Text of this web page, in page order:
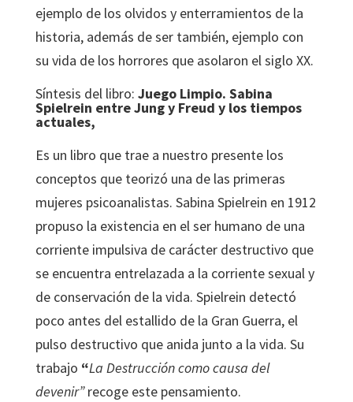
ejemplo de los olvidos y enterramientos de la
historia, además de ser también, ejemplo con
su vida de los horrores que asolaron el siglo XX.
Síntesis del libro: Juego Limpio. Sabina
Spielrein entre Jung y Freud y los tiempos
actuales,
Es un libro que trae a nuestro presente los
conceptos que teorizó una de las primeras
mujeres psicoanalistas. Sabina Spielrein en 1912
propuso la existencia en el ser humano de una
corriente impulsiva de carácter destructivo que
se encuentra entrelazada a la corriente sexual y
de conservación de la vida. Spielrein detectó
poco antes del estallido de la Gran Guerra, el
pulso destructivo que anida junto a la vida. Su
trabajo “La Destrucción como causa del
devenir”recoge este pensamiento.